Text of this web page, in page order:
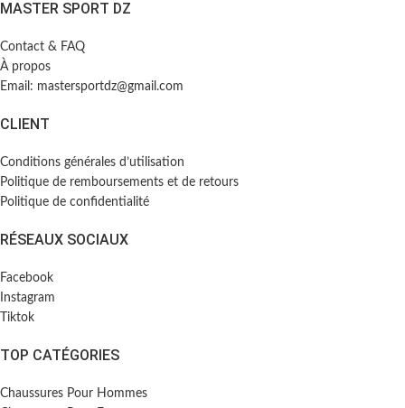
MASTER SPORT DZ
Contact & FAQ
À propos
Email: mastersportdz@gmail.com
CLIENT
Conditions générales d’utilisation
Politique de remboursements et de retours
Politique de confidentialité
RÉSEAUX SOCIAUX
Facebook
Instagram
Tiktok
TOP CATÉGORIES
Chaussures Pour Hommes